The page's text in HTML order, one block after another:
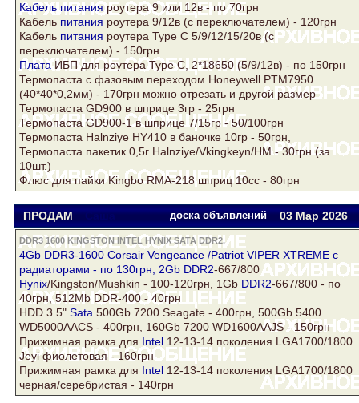
Кабельпитанияроутера 9 или 12в - по 70грн
Кабель питания роутера 9/12в (с переключателем) - 120грн
Кабель питания роутера Type C 5/9/12/15/20в (с
переключателем) - 150грн
ПлатаИБП для роутера Type C, 2*18650 (5/9/12в) - по 150грн
Термопаста с фазовым переходом Honeywell PTM7950
(40*40*0,2мм) - 170грн можно отрезать и другой размер
Термопаста GD900 в шприце 3гр - 25грн
Термопаста GD900-1 в шприце 7/15гр - 50/100грн
Термопаста Halnziye HY410 в баночке 10гр - 50грн,
Термопаста пакетик 0,5г Halnziye/Vkingkeyn/НМ - 30грн (за
10шт.)
Флюс для пайки Kingbo RMA-218 шприц 10cc - 80грн
ПРОДАМ Саша доска объявлений 03 Мар2026
DDR3 1600 KINGSTON INTEL HYNIX SATA DDR2.
4Gb DDR3-1600 Corsair Vengeance /Patriot VIPER XTREME с
радиаторами - по 130грн, 2Gb DDR2-667/800
Hynix/Kingston/Mushkin - 100-120грн, 1Gb DDR2-667/800 - по
40грн, 512Mb DDR-400 - 40грн
HDD 3.5" Sata 500Gb 7200 Seagate - 400грн, 500Gb 5400
WD5000AACS - 400грн, 160Gb 7200 WD1600AAJS - 150грн
Прижимная рамка для Intel 12-13-14 поколения LGA1700/1800
Jeyi фиолетовая - 160грн
Прижимная рамка для Intel 12-13-14 поколения LGA1700/1800
черная/серебристая - 140грн